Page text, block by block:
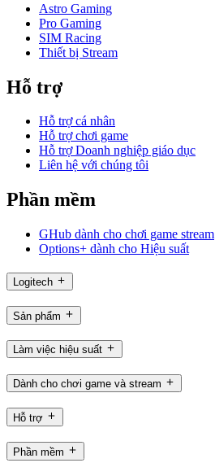
Astro Gaming
Pro Gaming
SIM Racing
Thiết bị Stream
Hỗ trợ
Hỗ trợ cá nhân
Hỗ trợ chơi game
Hỗ trợ Doanh nghiệp giáo dục
Liên hệ với chúng tôi
Phần mềm
GHub dành cho chơi game stream
Options+ dành cho Hiệu suất
Logitech
Sản phẩm
Làm việc hiệu suất
Dành cho chơi game và stream
Hỗ trợ
Phần mềm